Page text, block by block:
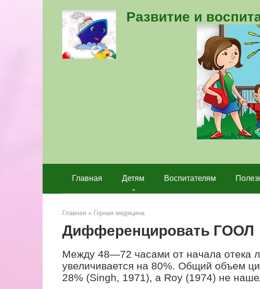
Развитие и
Главная Детям Воспитателям
Главная » Горная медицина
Дифференцировать ГООЛ
Между 48—72 часами от начала отека
увеличивается на 80%. Общий объем
28% (Singh, 1971), a Roy (1974) не